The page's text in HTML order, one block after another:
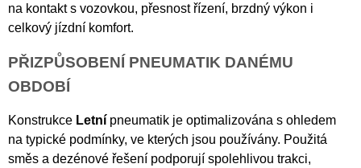
na kontakt s vozovkou, přesnost řízení, brzdný výkon i
celkový jízdní komfort.
PŘIZPŮSOBENÍ PNEUMATIK DANÉMU
OBDOBÍ
Konstrukce Letní pneumatik je optimalizována s ohledem
na typické podmínky, ve kterých jsou používány. Použitá
směs a dezénové řešení podporují spolehlivou trakci,